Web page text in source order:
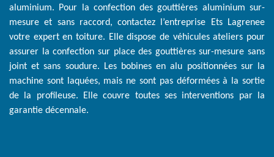
aluminium. Pour la confection des gouttières aluminium sur-
mesure et sans raccord, contactez l’entreprise Ets Lagrenee
votre expert en toiture. Elle dispose de véhicules ateliers pour
assurer la confection sur place des gouttières sur-mesure sans
joint et sans soudure. Les bobines en alu positionnées sur la
machine sont laquées, mais ne sont pas déformées à la sortie
de la profileuse. Elle couvre toutes ses interventions par la
garantie décennale.